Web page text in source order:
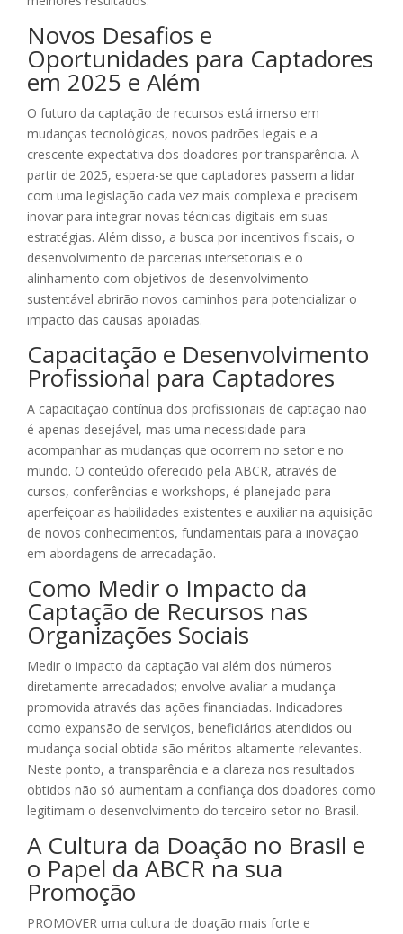
Novos Desafios e
Oportunidades para Captadores
em 2025 e Além
O futuro da captação de recursos está imerso em
mudanças tecnológicas, novos padrões legais e a
crescente expectativa dos doadores por transparência. A
partir de 2025, espera-se que captadores passem a lidar
com uma legislação cada vez mais complexa e precisem
inovar para integrar novas técnicas digitais em suas
estratégias. Além disso, a busca por incentivos fiscais, o
desenvolvimento de parcerias intersetoriais e o
alinhamento com objetivos de desenvolvimento
sustentável abrirão novos caminhos para potencializar o
impacto das causas apoiadas.
Capacitação e Desenvolvimento
Profissional para Captadores
A capacitação contínua dos profissionais de captação não
é apenas desejável, mas uma necessidade para
acompanhar as mudanças que ocorrem no setor e no
mundo. O conteúdo oferecido pela ABCR, através de
cursos, conferências e workshops, é planejado para
aperfeiçoar as habilidades existentes e auxiliar na aquisição
de novos conhecimentos, fundamentais para a inovação
em abordagens de arrecadação.
Como Medir o Impacto da
Captação de Recursos nas
Organizações Sociais
Medir o impacto da captação vai além dos números
diretamente arrecadados; envolve avaliar a mudança
promovida através das ações financiadas. Indicadores
como expansão de serviços, beneficiários atendidos ou
mudança social obtida são méritos altamente relevantes.
Neste ponto, a transparência e a clareza nos resultados
obtidos não só aumentam a confiança dos doadores como
legitimam o desenvolvimento do terceiro setor no Brasil.
A Cultura da Doação no Brasil e
o Papel da ABCR na sua
Promoção
PROMOVER uma cultura de doação mais forte e